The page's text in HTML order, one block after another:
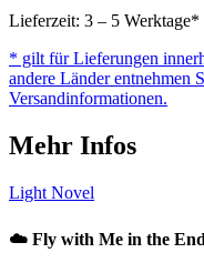
in
Endless
Sky
Menge
Lieferzeit: 3 – 5 Werktage*
* gilt für Lieferungen
andere Länder entnehmen
Versandinformationen.
Mehr Infos
Light Novel
☁️ Fly with Me in the